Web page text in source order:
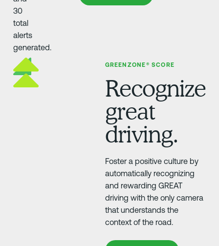
GREENZONE® SCORE
Recognize
great
driving.
Foster a positive culture by
automatically recognizing
and rewarding GREAT
driving with the only camera
that understands the
context of the road.